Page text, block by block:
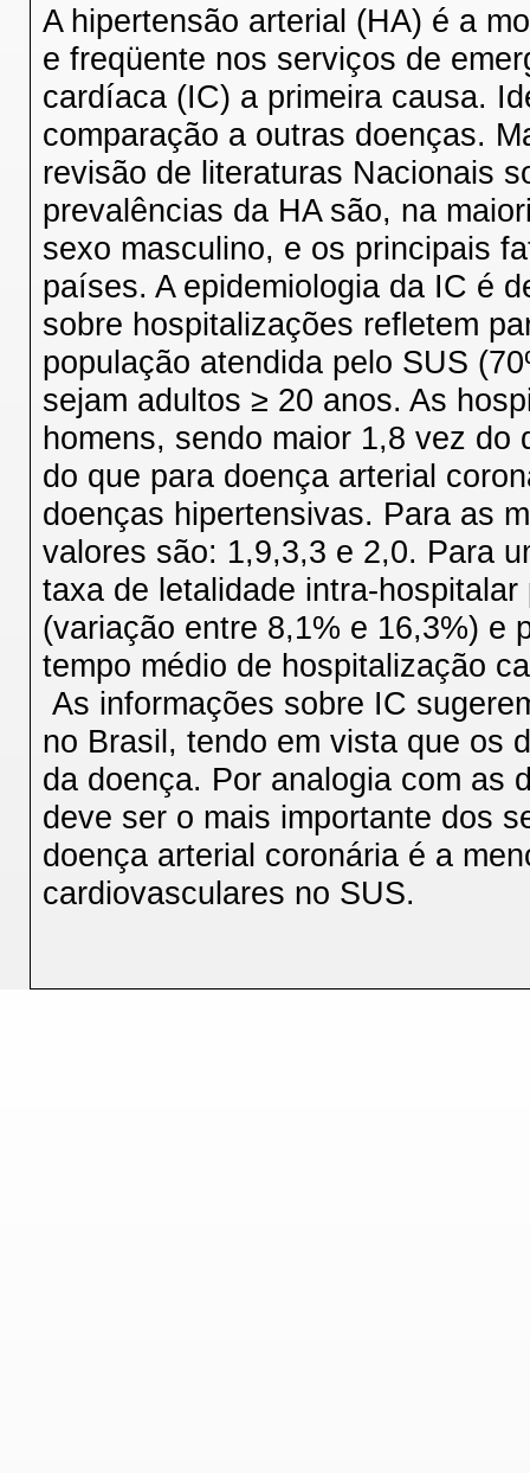
A hipertensão arterial (HA) é a
e freqüente nos serviços de
cardíaca (IC) a primeira causa.
comparação a outras doenças.
revisão de literaturas Nacionais
prevalências da HA são, na
sexo masculino, e os principais
países. A epidemiologia da IC é
sobre hospitalizações refletem
população atendida pelo SUS
sejam adultos ≥ 20 anos. As
homens, sendo maior 1,8 vez
do que para doença arterial
doenças hipertensivas. Para as
valores são: 1,9,3,3 e 2,0. Para
taxa de letalidade intra-
(variação entre 8,1% e 16,3%) e
tempo médio de hospitalização
As informações sobre IC
no Brasil, tendo em vista que os
da doença. Por analogia com as
deve ser o mais importante dos
doença arterial coronária é a
cardiovasculares no SUS.